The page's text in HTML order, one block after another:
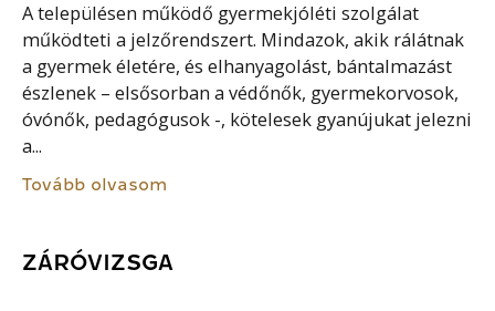
A településen működő gyermekjóléti szolgálat
működteti a jelzőrendszert. Mindazok, akik rálátnak
a gyermek életére, és elhanyagolást, bántalmazást
észlenek – elsősorban a védőnők, gyermekorvosok,
óvónők, pedagógusok -, kötelesek gyanújukat jelezni
a...
Tovább olvasom
ZÁRÓVIZSGA